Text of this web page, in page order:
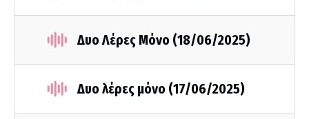
Δυο Λέρες Μόνο (18/06/2025)
Δυο λέρες μόνο (17/06/2025)